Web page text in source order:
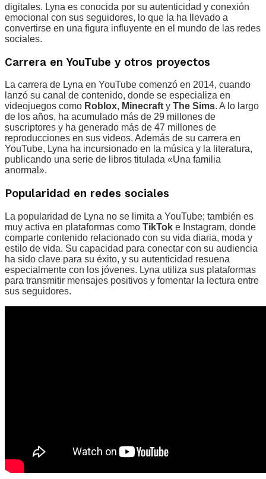
digitales. Lyna es conocida por su autenticidad y conexión
emocional con sus seguidores, lo que la ha llevado a
convertirse en una figura influyente en el mundo de las redes
sociales.
Carrera en YouTube y otros proyectos
La carrera de Lyna en YouTube comenzó en 2014, cuando
lanzó su canal de contenido, donde se especializa en
videojuegos como Roblox, Minecraft y The Sims. A lo largo
de los años, ha acumulado más de 29 millones de
suscriptores y ha generado más de 47 millones de
reproducciones en sus videos. Además de su carrera en
YouTube, Lyna ha incursionado en la música y la literatura,
publicando una serie de libros titulada «Una familia
anormal».
Popularidad en redes sociales
La popularidad de Lyna no se limita a YouTube; también es
muy activa en plataformas como TikTok e Instagram, donde
comparte contenido relacionado con su vida diaria, moda y
estilo de vida. Su capacidad para conectar con su audiencia
ha sido clave para su éxito, y su autenticidad resuena
especialmente con los jóvenes. Lyna utiliza sus plataformas
para transmitir mensajes positivos y fomentar la lectura entre
sus seguidores.